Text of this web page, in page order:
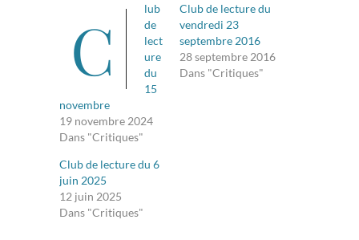
C
lub
de
lect
ure
du
15
novembre
19 novembre 2024
Dans "Critiques"
Club de lecture du
vendredi 23
septembre 2016
28 septembre 2016
Dans "Critiques"
Club de lecture du 6
juin 2025
12 juin 2025
Dans "Critiques"